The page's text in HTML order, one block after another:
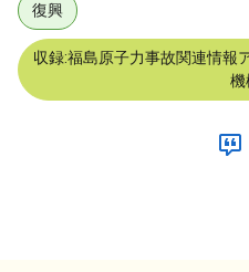
復興
収録:福島原子力事故関連情報
機